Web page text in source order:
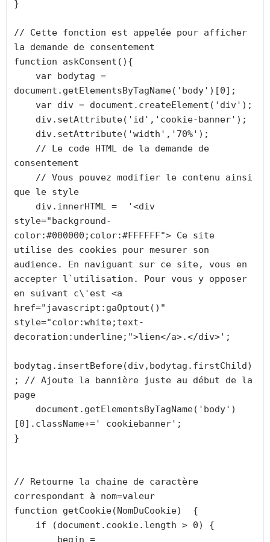
}
// Cette fonction est appelée pour afficher
la demande de consentement
function askConsent(){
document.getElementsByTagName('body')[0];
consentement
que le style
style="background-
color:#000000;color:#FFFFFF"> Ce site
utilise des cookies pour mesurer son
audience. En naviguant sur ce site, vous en
accepter l`utilisation. Pour vous y opposer
en suivant c\'est <a
href="javascript:gaOptout()"
style="color:white;text-
decoration:underline;">lien</a>.</div>';
bodytag.insertBefore(div,bodytag.firstChild)
; // Ajoute la bannière juste au début de la
page
[0].className+=' cookiebanner';
}
// Retourne la chaine de caractère
correspondant à nom=valeur
function getCookie(NomDuCookie)  {